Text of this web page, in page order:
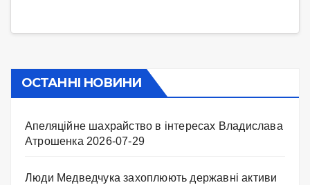
ОСТАННІ НОВИНИ
Апеляційне шахрайство в інтересах Владислава
Атрошенка 2026-07-29
Люди Медведчука захоплюють державні активи